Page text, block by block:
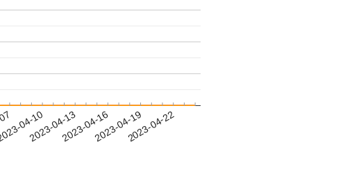
04-10
2023-04-132023-04-162023-04-192023-04-22